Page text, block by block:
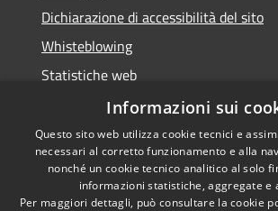
Dichiarazione di accessibilità del sito
Whisteblowing
Statistiche web
Segnalazioni di non conformità
RSS
Informazioni sui
Questo sito web utilizza cookie tecnici e
necessari al corretto funzionamento e alla
nonché un cookie tecnico analitico al solo
informazioni statistiche, aggregate e
Per maggiori dettagli, può consultare la cookie